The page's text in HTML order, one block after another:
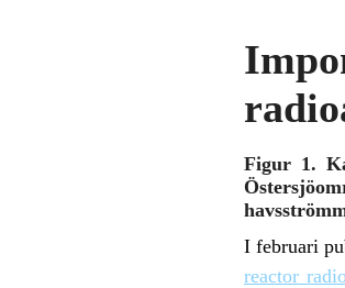
Figur 1.
I februari
reactor